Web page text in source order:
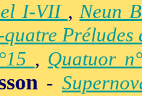
I-VII ,Neun
Préludes
, Quatuor
-